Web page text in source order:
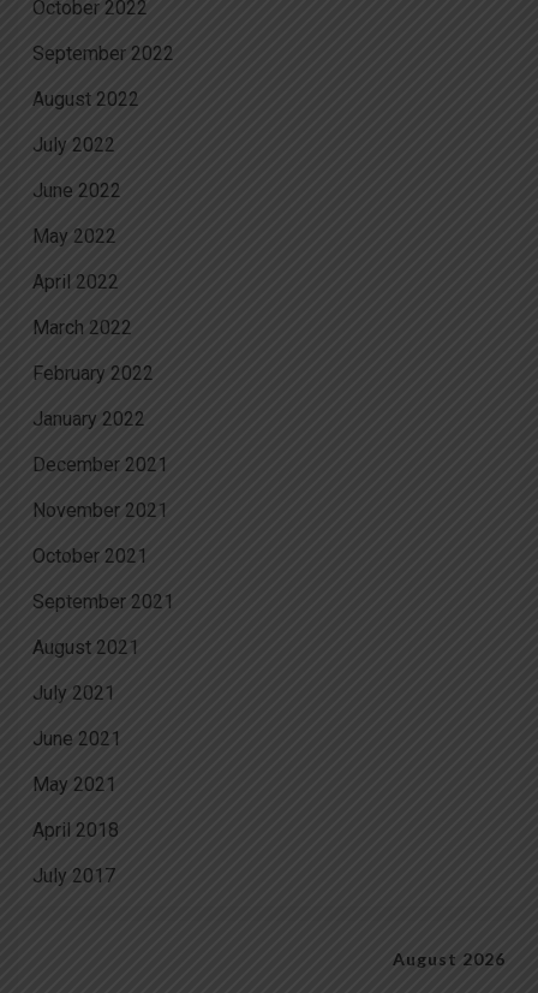
October 2022
September 2022
August 2022
July 2022
June 2022
May 2022
April 2022
March 2022
February 2022
January 2022
December 2021
November 2021
October 2021
September 2021
August 2021
July 2021
June 2021
May 2021
April 2018
July 2017
August 2026